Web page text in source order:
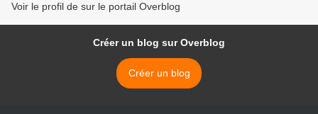
Voir le profil de sur le portail Overblog
Créer un blog sur Overblog
Créer un blog